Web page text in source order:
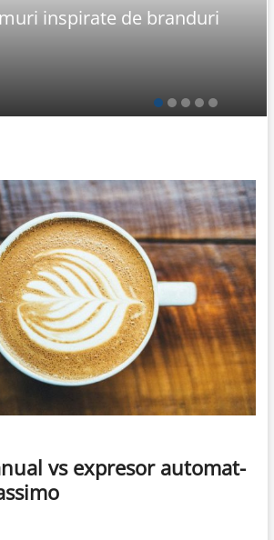
inspirate de branduri
vs expresor automat-